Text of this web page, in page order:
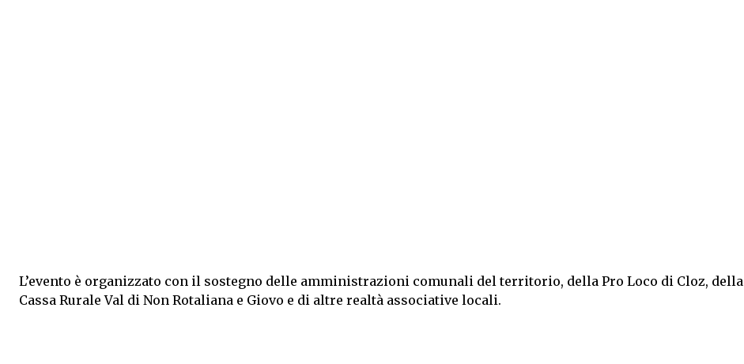
L’evento è organizzato con il sostegno delle amministrazioni comunali del territorio, della Pro Loco di Cloz, della
Cassa Rurale Val di Non Rotaliana e Giovo e di altre realtà associative locali.